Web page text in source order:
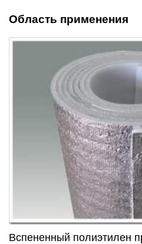
Область применения
Вспененный полиэтилен